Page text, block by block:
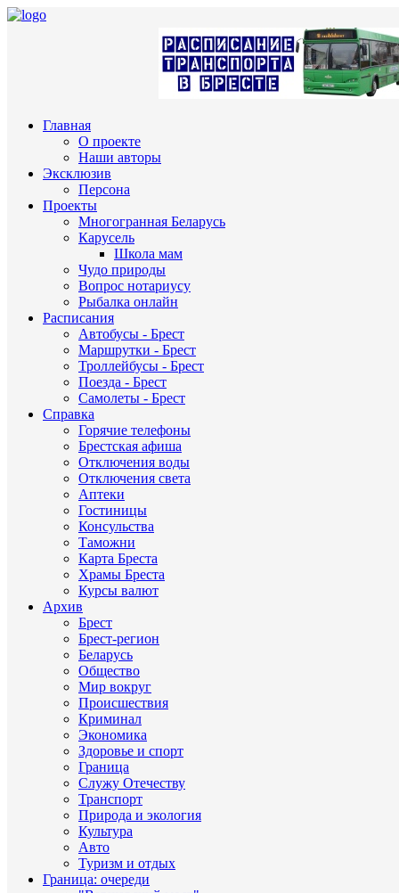
Главная
О проекте
Наши авторы
Эксклюзив
Персона
Проекты
Многогранная Беларусь
Карусель
Школа мам
Чудо природы
Вопрос нотариусу
Рыбалка онлайн
Расписания
Автобусы - Брест
Маршрутки - Брест
Троллейбусы - Брест
Поезда - Брест
Самолеты - Брест
Справка
Горячие телефоны
Брестская афиша
Отключения воды
Отключения света
Аптеки
Гостиницы
Консульства
Таможни
Карта Бреста
Храмы Бреста
Курсы валют
Архив
Брест
Брест-регион
Беларусь
Общество
Мир вокруг
Происшествия
Криминал
Экономика
Здоровье и спорт
Граница
Служу Отечеству
Транспорт
Природа и экология
Культура
Авто
Туризм и отдых
Граница: очереди